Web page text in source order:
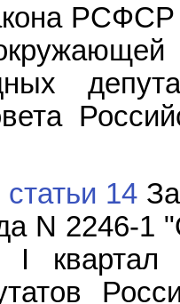
РСФСР
статьи 14
N 2246-1
I квартал